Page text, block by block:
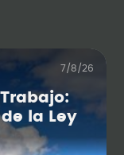
7/8/26
la Ley